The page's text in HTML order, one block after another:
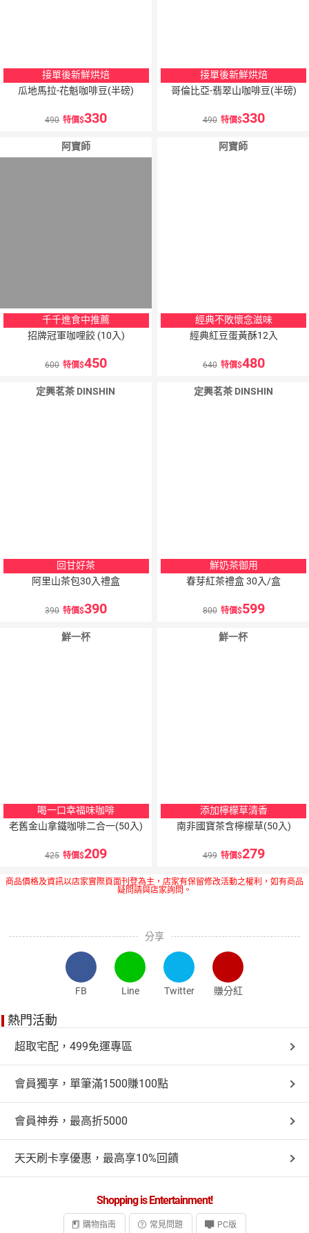
接單後新鮮烘焙
瓜地馬拉-花魁咖啡豆(半磅)
490 特價 330
接單後新鮮烘焙
哥倫比亞-翡翠山咖啡豆(半磅)
490 特價 330
阿寶師
千千進食中推薦
招牌冠軍咖哩餃 (10入)
600 特價 450
阿寶師
經典不敗懷念滋味
經典紅豆蛋黃酥12入
640 特價 480
定興茗茶 DINSHIN
回甘好茶
阿里山茶包30入禮盒
390 特價 390
定興茗茶 DINSHIN
鮮奶茶御用
春芽紅茶禮盒 30入/盒
800 特價 599
鮮一杯
喝一口幸福味咖啡
老舊金山拿鐵咖啡二合一(50入)
425 特價 209
鮮一杯
添加檸檬草清香
南非國寶茶含檸檬草(50入)
499 特價 279
商品價格及資訊以店家實際頁面刊登為主，店家有保留修改活動之權利，如有商品
疑問請與店家詢問。
分享
FB Line Twitter 賺分紅
熱門活動
超取宅配，499免運專區
會員獨享，單筆滿1500賺100點
會員神券，最高折5000
天天刷卡享優惠，最高享10%回饋
Shopping is Entertainment!
購物指南 常見問題 PC版